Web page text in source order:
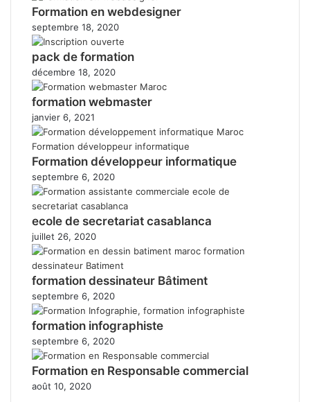
Formation en webdesigner
septembre 18, 2020
pack de formation
décembre 18, 2020
formation webmaster
janvier 6, 2021
Formation développeur informatique
septembre 6, 2020
ecole de secretariat casablanca
juillet 26, 2020
formation dessinateur Bâtiment
septembre 6, 2020
formation infographiste
septembre 6, 2020
Formation en Responsable commercial
août 10, 2020